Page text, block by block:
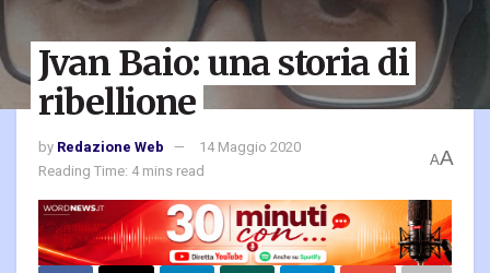
Jvan Baio: una storia di
ribellione
by Redazione Web
14 Maggio 2020
Reading Time: 4 mins read
AA